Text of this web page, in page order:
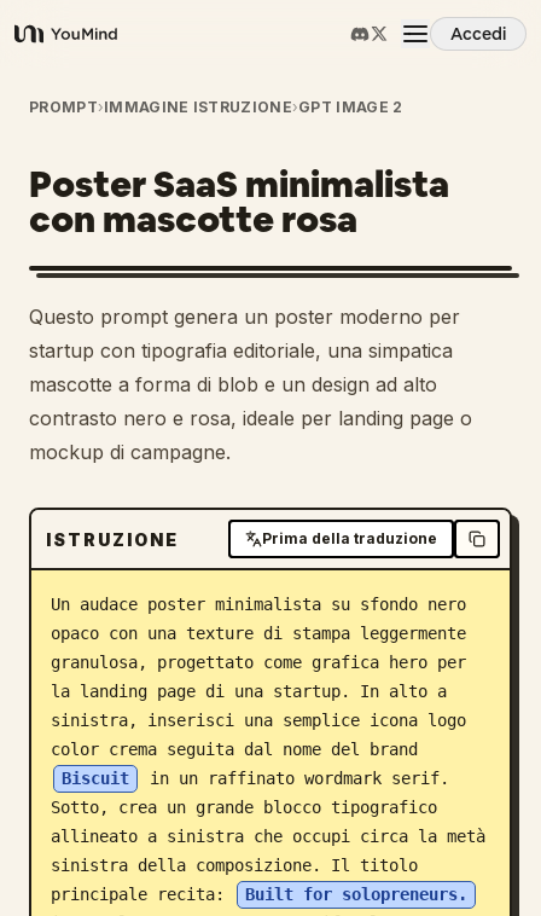
YouMind
Accedi
Panoramica
Casi d'uso
Abilità
Prompt
Prezzi
Blog
Aggiornamenti
PROMPT›IMMAGINE ISTRUZIONE›GPT IMAGE 2
Poster SaaS minimalista
con mascotte rosa
Questo prompt genera un poster moderno per
startup con tipografia editoriale, una simpatica
mascotte a forma di blob e un design ad alto
contrasto nero e rosa, ideale per landing page o
mockup di campagne.
ISTRUZIONE Prima della traduzione
Un audace poster minimalista su sfondo nero
opaco con una texture di stampa leggermente
granulosa, progettato come grafica hero per
la landing page di una startup. In alto a
sinistra, inserisci una semplice icona logo
color crema seguita dal nome del brand
Biscuit
in un raffinato wordmark serif.
Sotto, crea un grande blocco tipografico
allineato a sinistra che occupi circa la metà
sinistra della composizione. Il titolo
principale recita:
Built for solopreneurs.